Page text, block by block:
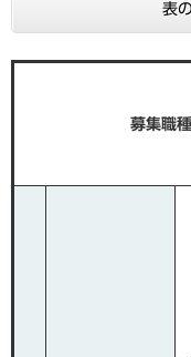
表
募集職種